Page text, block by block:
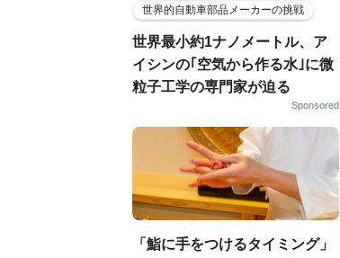
世界的自動車部品メーカーの挑戦
世界最小約1ナノメートル、ア
イシンの｢空気から作る水｣に微
粒子工学の専門家が迫る
Sponsored
「鮨に手をつけるタイミング」